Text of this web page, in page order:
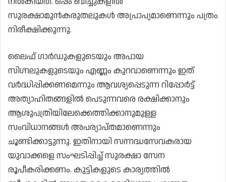
സുരക്ഷാമുൻകരുതലുകൾ അപ്രാപ്യമാണെന്നും പത്രം
നിരീക്ഷിക്കുന്നു.
ലൈഫ് ഗാർഡുകളുടെയും അപായ
സിഗ്നലുകളുടെയും എണ്ണം കുറവാണെന്നും ഇത്
വർദ്ധിപ്പിക്കണമെന്നും ആവശ്യപ്പെടുന്ന റിപ്പോർട്ട്
അത്യാഹിതങ്ങളിൽ പെടുന്നവരെ രക്ഷിക്കാനും
ആശുപത്രിയിലേക്കെത്തിക്കാനുമുള്ള
സംവിധാനങ്ങൾ അപര്യാപ്തമാണെന്നും
ചൂണ്ടിക്കാട്ടുന്നു. ഇതിനായി സന്നദ്ധസേവകരായ
യുവാക്കളെ സംഘടിപ്പിച്ച് സുരക്ഷാ സേന
രൂപീകരിക്കണം. കുട്ടികളുടെ കാര്യത്തിൽ